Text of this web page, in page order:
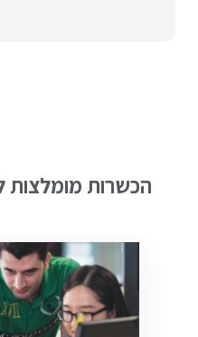
הכשרות מומלצות